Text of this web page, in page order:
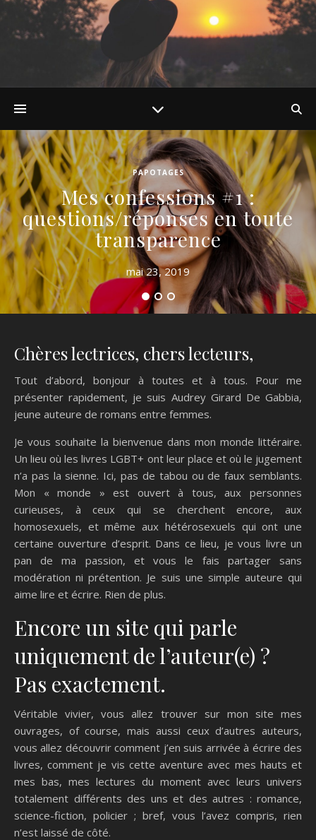
PAPOTAGES
Mes confessions #1 :
questions/réponses en toute
transparence
mai 23, 2019
Chères lectrices, chers lecteurs,
Tout d’abord, bonjour à toutes et à tous. Pour me
présenter rapidement, je suis Audrey Girard De Gabbia,
jeune auteure de romans entre femmes.
Je vous souhaite la bienvenue dans mon monde littéraire.
Un lieu où les livres LGBT+ ont leur place et où le jugement
n’a pas la sienne. Ici, pas de tabou ou de faux semblants.
Mon « monde » est ouvert à tous, aux personnes
curieuses, à ceux qui se cherchent encore, aux
homosexuels, et même aux hétérosexuels qui ont une
certaine ouverture d’esprit. Dans ce lieu, je vous livre un
pan de ma passion, et vous le fais partager sans
modération ni prétention. Je suis une simple auteure qui
aime lire et écrire. Rien de plus.
Encore un site qui parle
uniquement de l’auteur(e) ?
Pas exactement.
Véritable vivier, vous allez trouver sur mon site mes
ouvrages, of course, mais aussi ceux d’autres auteurs,
vous allez découvrir comment j’en suis arrivée à écrire des
livres, comment je vis cette aventure avec mes hauts et
mes bas, mes lectures du moment avec leurs univers
totalement différents des uns et des autres : romance,
science-fiction, policier ; bref, vous l’avez compris, rien
n’est laissé de côté.